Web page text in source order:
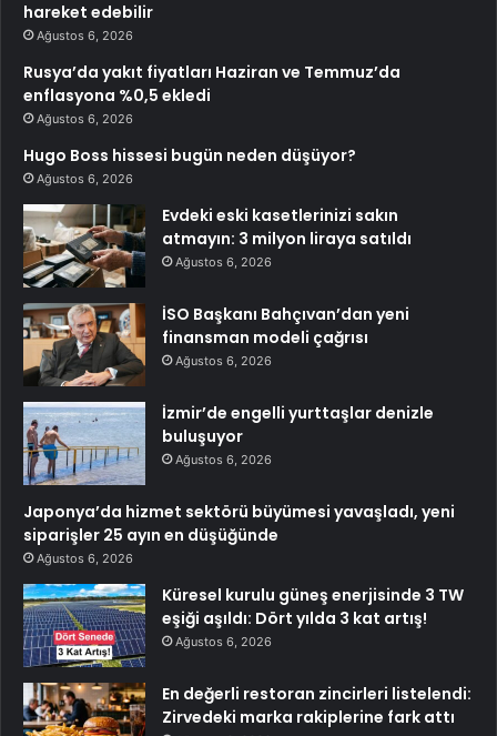
hareket edebilir
Ağustos 6, 2026
Rusya’da yakıt fiyatları Haziran ve Temmuz’da
enflasyona %0,5 ekledi
Ağustos 6, 2026
Hugo Boss hissesi bugün neden düşüyor?
Ağustos 6, 2026
Evdeki eski kasetlerinizi sakın
atmayın: 3 milyon liraya satıldı
Ağustos 6, 2026
İSO Başkanı Bahçıvan’dan yeni
finansman modeli çağrısı
Ağustos 6, 2026
İzmir’de engelli yurttaşlar denizle
buluşuyor
Ağustos 6, 2026
Japonya’da hizmet sektörü büyümesi yavaşladı, yeni
siparişler 25 ayın en düşüğünde
Ağustos 6, 2026
Küresel kurulu güneş enerjisinde 3 TW
eşiği aşıldı: Dört yılda 3 kat artış!
Ağustos 6, 2026
En değerli restoran zincirleri listelendi:
Zirvedeki marka rakiplerine fark attı